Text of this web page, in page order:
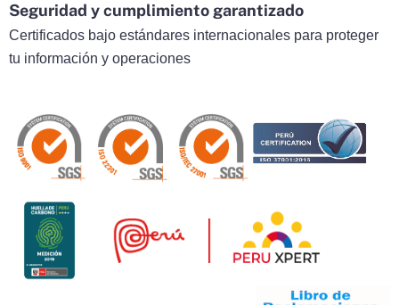
Seguridad y cumplimiento garantizado
Certificados bajo estándares internacionales para proteger
tu información y operaciones